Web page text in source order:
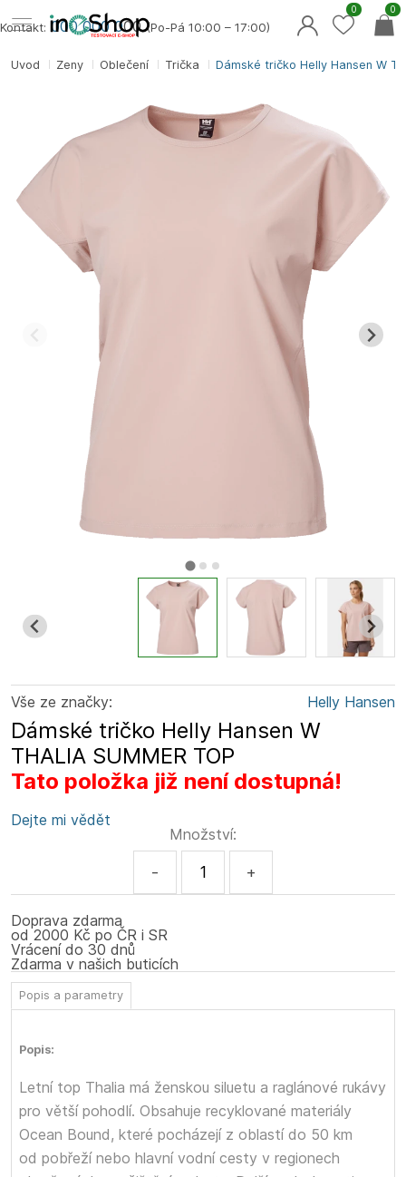
Úvod Ženy Oblečení Trička Dámské tričko Helly Hansen W
Vše ze značky: Helly Hansen
Dámské tričko Helly Hansen W
THALIA SUMMER TOP
Tato položka již není dostupná!
Dejte mi vědět
Množství:
- +
Doprava zdarma
od 2000 Kč po ČR i SR
Vrácení do 30 dnů
Zdarma v našich buticích
Popis a parametry
Popis:
Letní top Thalia má ženskou siluetu a raglánové rukávy
pro větší pohodlí. Obsahuje recyklované materiály
Ocean Bound, které pocházejí z oblastí do 50 km
od pobřeží nebo hlavní vodní cesty v regionech
Kontakt: 000 000 000(Po-Pá 10:00 – 17:00)
0
0